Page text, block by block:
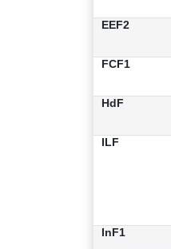
EEF2
FCF1
HdF
ILF
InF1